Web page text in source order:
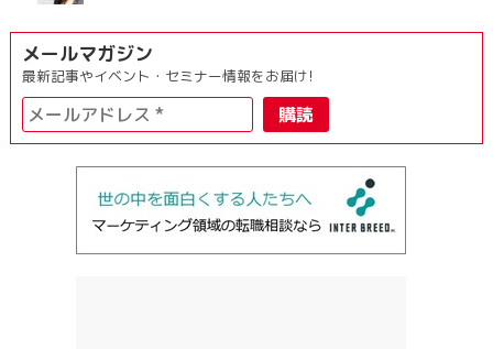
メールマガジン
最新記事やイベント・セミナー情報をお届け!